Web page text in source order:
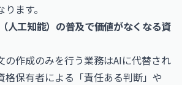
ます。
人工知能）の普及で価値がなくなる資
の作成のみを行う業務はAIに代替され
格保有者による「責任ある判断」や